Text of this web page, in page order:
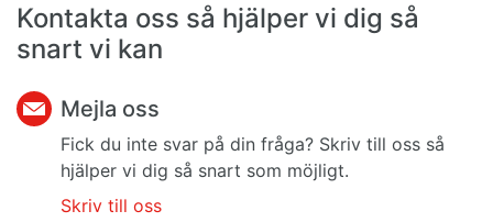
Kontakta oss så hjälper vi dig så
snart vi kan
Mejla oss
Fick du inte svar på din fråga? Skriv till oss så
hjälper vi dig så snart som möjligt.
Skriv till oss